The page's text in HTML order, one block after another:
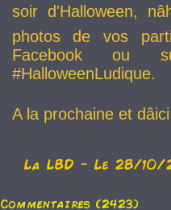
soir d'Halloween,
photos de vos
Facebook ou
#HalloweenLudique.
A la prochaine et
La LBD - Le 28/10/
Commentaires (2423)